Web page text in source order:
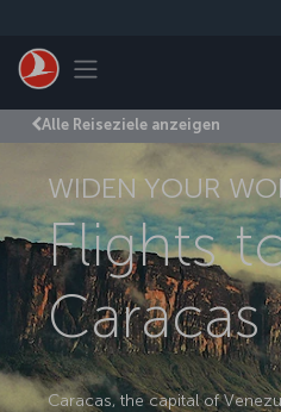
Toggle navigation
Alle Reiseziele anzeigen
WIDEN YOUR
Flights
Caracas
Caracas, the capital of